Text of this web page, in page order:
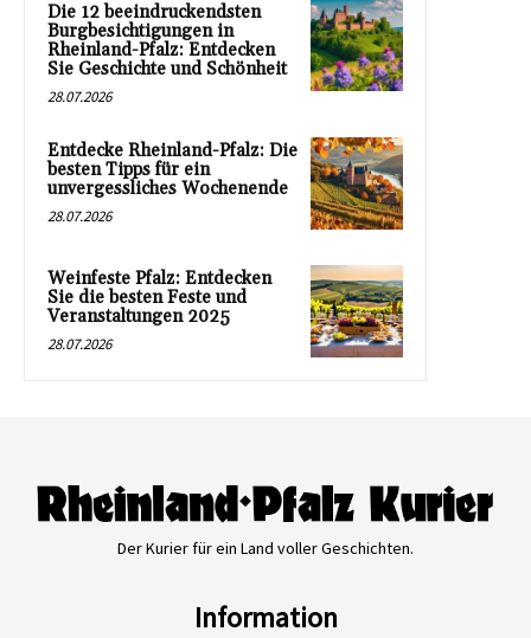
Die 12 beeindruckendsten
Burgbesichtigungen in
Rheinland-Pfalz: Entdecken
Sie Geschichte und Schönheit
28.07.2026
Entdecke Rheinland-Pfalz: Die
besten Tipps für ein
unvergessliches Wochenende
28.07.2026
Weinfeste Pfalz: Entdecken
Sie die besten Feste und
Veranstaltungen 2025
28.07.2026
Der Kurier für ein Land voller Geschichten.
Information